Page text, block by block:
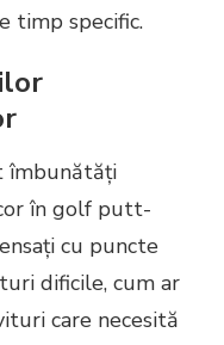
timp specific.
îmbunătăți
în golf putt-
cu puncte
dificile, cum ar
care necesită